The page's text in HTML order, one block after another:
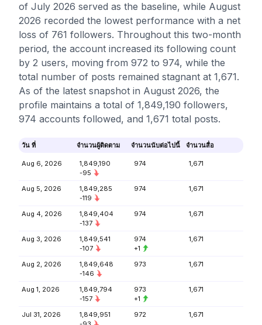
of July 2026 served as the baseline, while August
2026 recorded the lowest performance with a net
loss of 761 followers. Throughout this two-month
period, the account increased its following count
by 2 users, moving from 972 to 974, while the
total number of posts remained stagnant at 1,671.
As of the latest snapshot in August 2026, the
profile maintains a total of 1,849,190 followers,
974 accounts followed, and 1,671 total posts.
วัน ที่ จำนวนผู้ติดตาม จำนวนนับต่อไปนี้ จำนวนสื่อ
Aug 6, 2026
1,849,190
-95
974 1,671
Aug 5, 2026
1,849,285
-119
974 1,671
Aug 4, 2026
1,849,404
-137
974 1,671
Aug 3, 2026
1,849,541
-107
974
+1
1,671
Aug 2, 2026
1,849,648
-146
973 1,671
Aug 1, 2026
1,849,794
-157
973
+1
1,671
Jul 31, 2026
1,849,951
972 1,671